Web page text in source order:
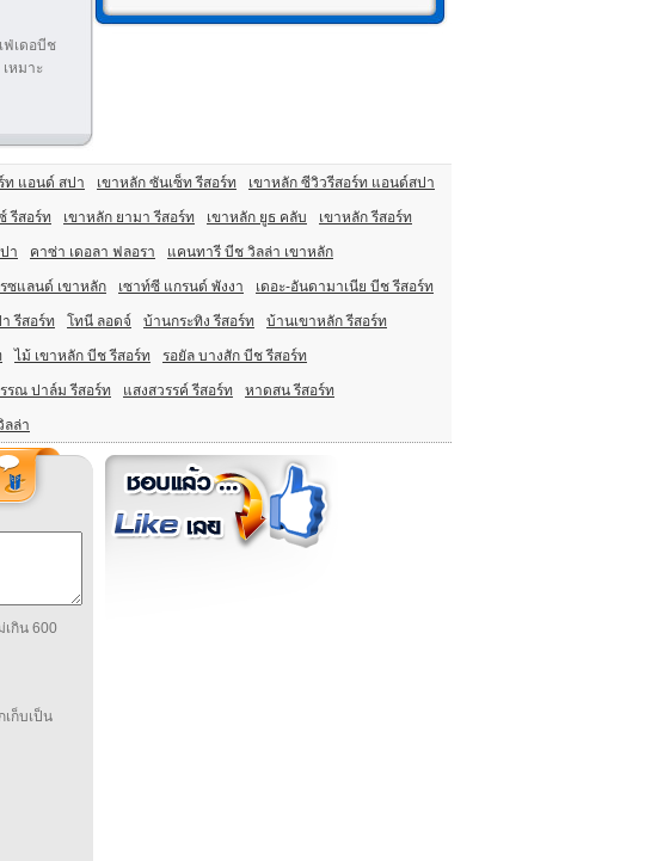
ฟ่เดอบีช
หมาะ
ท แอนด์ สปา เขาหลัก ซันเซ็ท รีสอร์ท เขาหลัก ซีวิวรีสอร์ท แอนด์สปา
รีสอร์ท เขาหลัก ยามา รีสอร์ท เขาหลัก ยูธ คลับ เขาหลัก รีสอร์ท
า คาซ่า เดอลา ฟลอรา แคนทารี บีช วิลล่า เขาหลัก
รซแลนด์ เขาหลัก เซาท์ซี แกรนด์ พังงา เดอะ-อันดามาเนีย บีช รีสอร์ท
รีสอร์ท โทนี ลอดจ์ บ้านกระทิง รีสอร์ท บ้านเขาหลัก รีสอร์ท
ไม้ เขาหลัก บีช รีสอร์ท รอยัล บางสัก บีช รีสอร์ท
รณ ปาล์ม รีสอร์ท แสงสวรรค์ รีสอร์ท หาดสน รีสอร์ท
ลล่า
เกิน 600
เก็บเป็น